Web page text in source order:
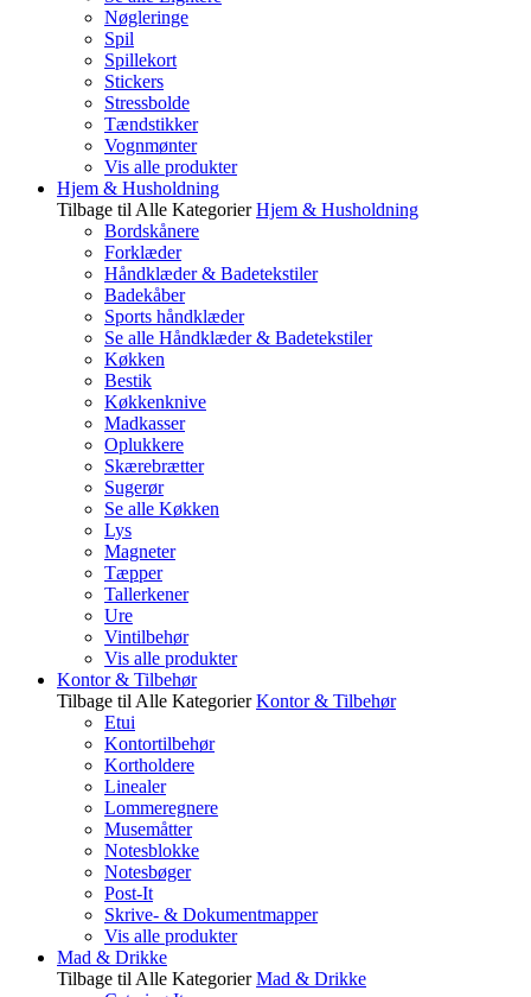
Nøgleringe
Spil
Spillekort
Stickers
Stressbolde
Tændstikker
Vognmønter
Vis alle produkter
Hjem & Husholdning
Tilbage til Alle Kategorier Hjem & Husholdning
Bordskånere
Forklæder
Håndklæder & Badetekstiler
Badekåber
Sports håndklæder
Se alle Håndklæder & Badetekstiler
Køkken
Bestik
Køkkenknive
Madkasser
Oplukkere
Skærebrætter
Sugerør
Se alle Køkken
Lys
Magneter
Tæpper
Tallerkener
Ure
Vintilbehør
Vis alle produkter
Kontor & Tilbehør
Tilbage til Alle Kategorier Kontor & Tilbehør
Etui
Kontortilbehør
Kortholdere
Linealer
Lommeregnere
Musemåtter
Notesblokke
Notesbøger
Post-It
Skrive- & Dokumentmapper
Vis alle produkter
Mad & Drikke
Tilbage til Alle Kategorier Mad & Drikke